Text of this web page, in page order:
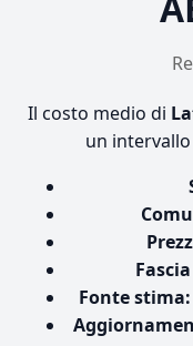
Il costo medio di
un
Fonte stima: